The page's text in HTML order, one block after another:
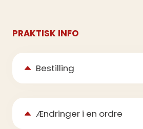
PRAKTISK INFO
Bestilling
Ændringer i en ordre